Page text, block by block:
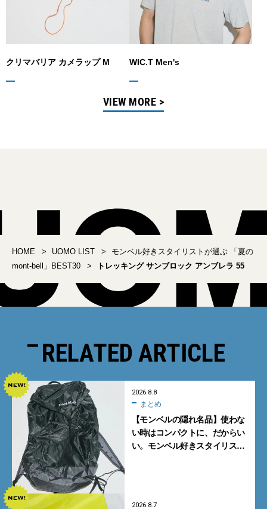
クリマバリア カメラップ M WIC.T Men's
VIEW MORE >
HOME UOMO LIST
モンベル好きスタイリストが選ぶ 「夏の
mont-bell」BEST30
トレッキング サンブロック アンブレラ 55
RELATED ARTICLE
2026.8.8
まとめ
【モンベルの隠れ名品】使わな
い時はコンパクトに、だからい
い。モンベル好きスタイリスト
2026.8.7